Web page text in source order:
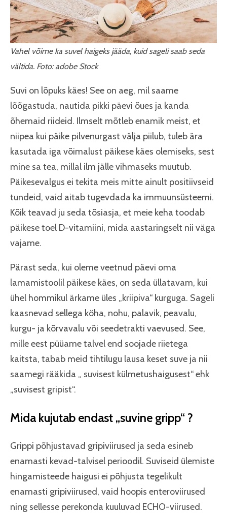
Vahel võime ka suvel haigeks jääda, kuid sageli saab seda
vältida. Foto: adobe Stock
Suvi on lõpuks käes! See on aeg, mil saame
lõõgastuda, nautida pikki päevi õues ja kanda
õhemaid riideid. Ilmselt mõtleb enamik meist, et
niipea kui päike pilvenurgast välja piilub, tuleb ära
kasutada iga võimalust päikese käes olemiseks, sest
mine sa tea, millal ilm jälle vihmaseks muutub.
Päikesevalgus ei tekita meis mitte ainult positiivseid
tundeid, vaid aitab tugevdada ka immuunsüsteemi.
Kõik teavad ju seda tõsiasja, et meie keha toodab
päikese toel D-vitamiini, mida aastaringselt nii väga
vajame.
Pärast seda, kui oleme veetnud päevi oma
lamamistoolil päikese käes, on seda üllatavam, kui
ühel hommikul ärkame üles „kriipiva“ kurguga. Sageli
kaasnevad sellega köha, nohu, palavik, peavalu,
kurgu- ja kõrvavalu või seedetrakti vaevused. See,
mille eest püüame talvel end soojade riietega
kaitsta, tabab meid tihtilugu lausa keset suve ja nii
saamegi rääkida „ suvisest külmetushaigusest“ ehk
„suvisest gripist“.
Mida kujutab endast „suvine gripp“ ?
Grippi põhjustavad gripiviirused ja seda esineb
enamasti kevad-talvisel perioodil. Suviseid ülemiste
hingamisteede haigusi ei põhjusta tegelikult
enamasti gripiviirused, vaid hoopis enteroviirused
ning sellesse perekonda kuuluvad ECHO-viirused.